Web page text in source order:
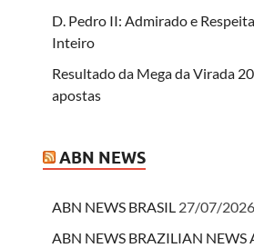
D. Pedro II: Admirado e
Inteiro
Resultado da Mega da Virada
apostas
ABN NEWS
ABN NEWS BRASIL 27/07/2026
ABN NEWS BRAZILIAN NEWS